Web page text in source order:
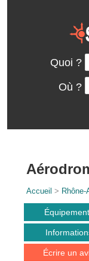
Quoi ?
Où ?
Accueil > Rhône-
Écrire un